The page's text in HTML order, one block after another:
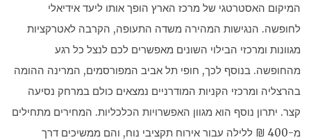
המיקום האסטרטגי של מרכז הארץ הופך אותו ליעד אידיאלי
לחופשה. הנגישות המהירה משדה התעופה, הקרבה לאטרקציות
מגוונות ומרכזי הבילוי השונים מאפשרים לכם לנצל כל רגע
מהחופשה. בנוסף לכך, חופי תל אביב המפורסמים, המרינה ההומה
בהרצליה ומרכזי הקניות המודרניים נמצאים כולם במרחק נסיעה
קצר. יתרון נוסף הוא מגוון האפשרויות הכלכליות. המחירים מתחילים
מ-400 ₪ ללילה עבור אירוח תקציבי נוח, והם ממשיכים דרך